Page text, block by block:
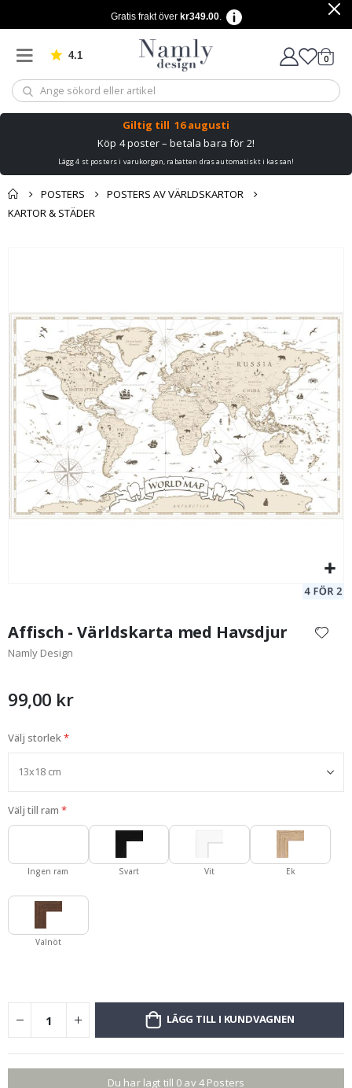
Gratis frakt över kr349.00.
4.1 Baserat på 1034 betyg 0
Giltig till 16 augusti
Köp 4 poster – betala bara för 2!
Lägg 4 st posters i varukorgen, rabatten dras automatiskt i kassan!
POSTERS
POSTERS AV VÄRLDSKARTOR
KARTOR & STÄDER
Personlig Poster - Familjeresor Världskarta
149,00 Kr
bildgalleriet
början
av
Affisch - Världskarta med Havsdjur
Namly Design
99,00 kr
Välj storlek
Välj till ram
Ingen ram Svart Vit Ek
Valnöt
LÄGG TILL I KUNDVAGNEN
Du har lagt till 0 av 4 Posters